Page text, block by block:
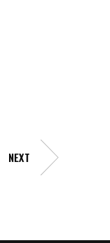
NEXT